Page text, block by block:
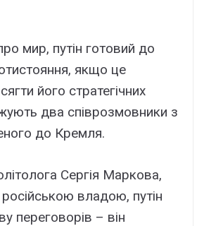
мир, путін готовий до
якщо це
його стратегічних
два співрозмовники з
до Кремля.
Сергія Маркова,
російською владою, путін
переговорів – він